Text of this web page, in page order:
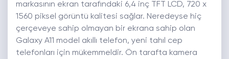
markasının ekran tarafındaki 6,4 inç TFT LCD, 720 x
1560 piksel görüntü kalitesi sağlar. Neredeyse hiç
çerçeveye sahip olmayan bir ekrana sahip olan
Galaxy A11 model akıllı telefon, yeni tahıl cep
telefonları için mükemmeldir. Ön tarafta kamera